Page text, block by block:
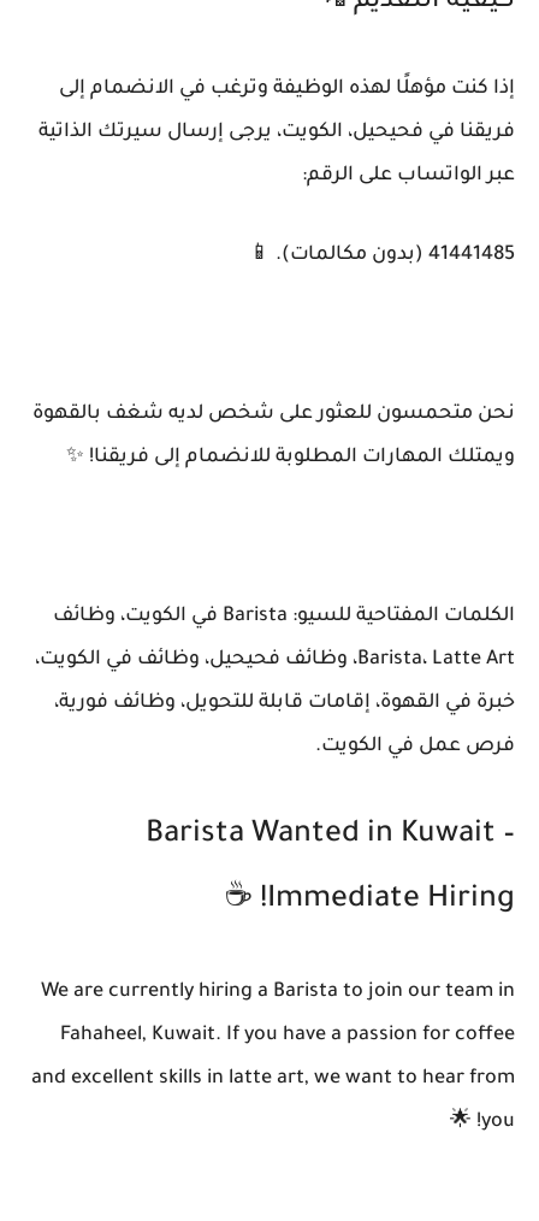
إذا كنت مؤهلًا لهذه الوظيفة وترغب في الانضمام إلى
فريقنا في فحيحيل، الكويت، يرجى إرسال سيرتك الذاتية
عبر الواتساب على الرقم:
41441485 (بدون مكالمات). 📱
نحن متحمسون للعثور على شخص لديه شغف بالقهوة
ويمتلك المهارات المطلوبة للانضمام إلى فريقنا! ✨
الكلمات المفتاحية للسيو: Barista في الكويت، وظائف
Barista، Latte Art، وظائف فحيحيل، وظائف في الكويت،
خبرة في القهوة، إقامات قابلة للتحويل، وظائف فورية،
فرص عمل في الكويت.
Barista Wanted in Kuwait –
Immediate Hiring! ☕️
We are currently hiring a Barista to join our team in
Fahaheel, Kuwait. If you have a passion for coffee
and excellent skills in latte art, we want to hear from
you! 🌟